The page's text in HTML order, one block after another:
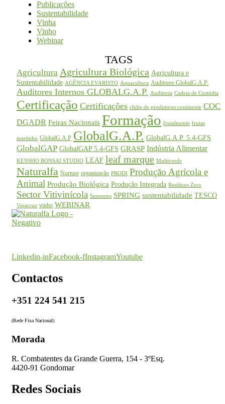
Publicações
Sustentabilidade
Vinha
Vinho
Webinar
TAGS
Agricultura Agricultura Biológica Agricultura e
Sustentabilidade AGÊNCIA EVARISTO Aquacultura Auditores GlobalG.A.P.
Auditores Internos GLOBALG.A.P. Auditoria Cadeia de Custódia
Certificação Certificações clube de produtores continente COC
DGADR Feiras Nacionais Formação frutalmente frutas
martinho GlobalG.A.P GlobalG.A.P. GlobalG.A.P. 5.4-GFS
GlobalGAP GlobalGAP 5.4-GFS GRASP Indústria Alimentar
KENSHO BONSAI STUDIO LEAF leaf marque Multiverde
Naturalfa Nurture organização PRODI Produção Agrícola e
Animal Produção Biológica Produção Integrada Resíduos Zero
Sector Vitivinícola Sementes SPRING sustentabilidade TESCO
Veracruz vinho WEBINAR
Linkedin-inFacebook-fInstagramYoutube
Contactos
+351 224 541 215
(Rede Fixa Nacional)
Morada
R. Combatentes da Grande Guerra, 154 - 3ºEsq.
4420-91 Gondomar
Redes Sociais